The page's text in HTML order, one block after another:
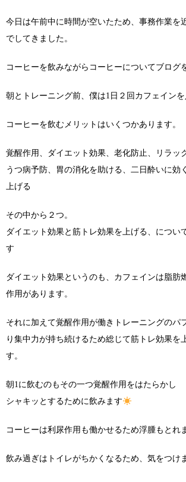
今日は午前中に時間が空いたため、事務作業を
でしてきました。
コーヒーを飲みながらコーヒーについてブログ
朝とトレーニング前、僕は1日２回カフェイン
コーヒーを飲むメリットはいくつかあります。
覚醒作用、ダイエット効果、老化防止、リラッ
うつ病予防、胃の消化を助ける、二日酔いに効
上げる
その中から２つ。
ダイエット効果と筋トレ効果を上げる、につい
す
ダイエット効果というのも、カフェインは脂肪
作用があります。
それに加えて覚醒作用が働きトレーニングのパ
り集中力が持ち続けるため総じて筋トレ効果を
す。
朝1に飲むのもその一つ覚醒作用をはたらかし
シャキッとするために飲みます
コーヒーは利尿作用も働かせるため浮腫もとれ
飲み過ぎはトイレがちかくなるため、気をつけ